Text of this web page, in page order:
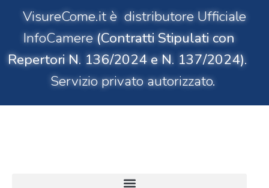
VisureCome.it è distributore Ufficiale
InfoCamere(Contratti Stipulati con
Repertori N. 136/2024 e N. 137/2024).
Servizio privato autorizzato.